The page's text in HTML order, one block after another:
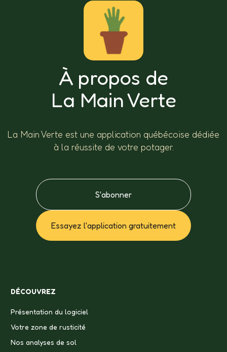
À propos de
La Main Verte
La Main Verte est une application québécoise dédiée
à la réussite de votre potager.
S'abonner
Essayez l'application gratuitement
DÉCOUVREZ
Présentation du logiciel
Votre zone de rusticité
Nos analyses de sol